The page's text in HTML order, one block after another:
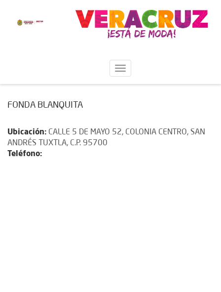
FONDA BLANQUITA
Ubicación: CALLE 5 DE MAYO 52, COLONIA CENTRO, SAN
ANDRÉS TUXTLA, C.P. 95700
Teléfono: